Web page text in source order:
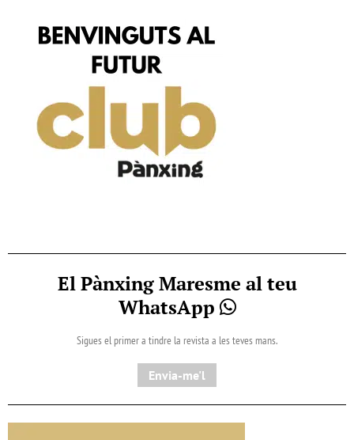
El Pànxing Maresme al teu
WhatsApp
Sigues el primer a tindre la revista a les teves mans.
Envia-me'l